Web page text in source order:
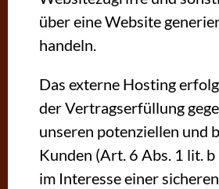
über eine Website
handeln.
Das externe Hosting
der Vertragserfüllung
unseren potenziellen und
Kunden (Art. 6 Abs. 1 lit.
im Interesse einer